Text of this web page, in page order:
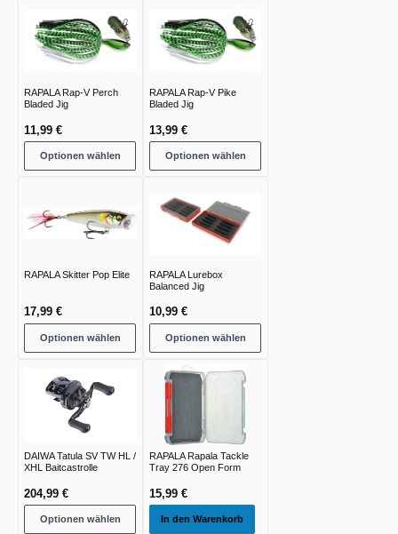
RAPALA Rap-V Perch
Bladed Jig
11,99 €
Optionen wählen
RAPALA Rap-V Pike
Bladed Jig
13,99 €
Optionen wählen
RAPALA Skitter Pop Elite
17,99 €
Optionen wählen
RAPALA Lurebox
Balanced Jig
10,99 €
Optionen wählen
DAIWA Tatula SV TW HL /
XHL Baitcastrolle
204,99 €
Optionen wählen
RAPALA Rapala Tackle
Tray 276 Open Form
15,99 €
In den Warenkorb